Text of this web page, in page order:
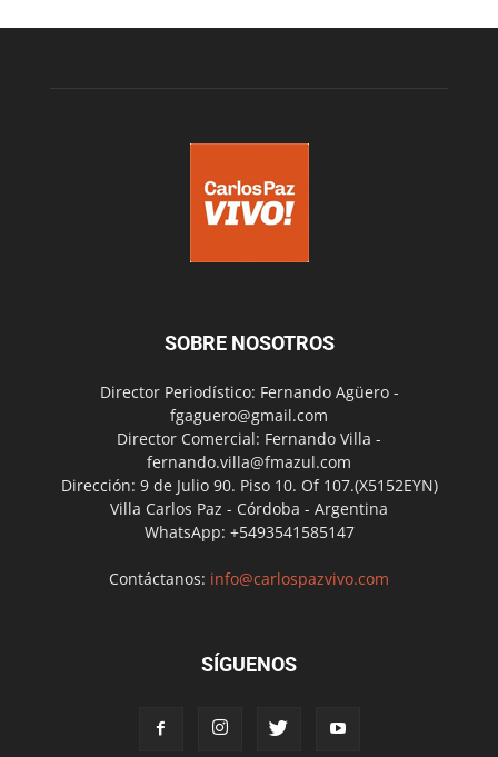
SOBRE NOSOTROS
Director Periodístico: Fernando Agüero -
fgaguero@gmail.com
Director Comercial: Fernando Villa -
fernando.villa@fmazul.com
Dirección: 9 de Julio 90. Piso 10. Of 107.(X5152EYN)
Villa Carlos Paz - Córdoba - Argentina
WhatsApp: +5493541585147
Contáctanos: info@carlospazvivo.com
SÍGUENOS